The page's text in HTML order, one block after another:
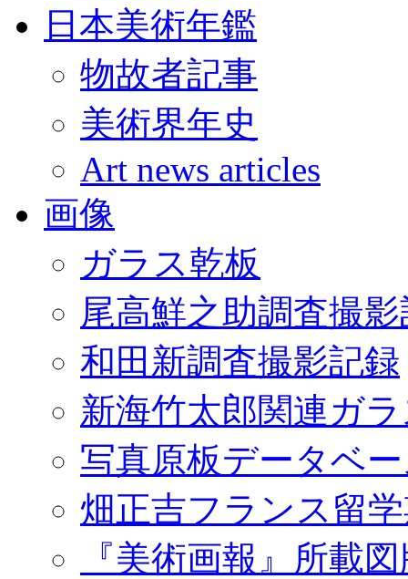
日本美術年鑑
物故者記事
美術界年史
Art news articles
画像
ガラス乾板
尾高鮮之助調査撮
和田新調査撮影記録
新海竹太郎関連ガ
写真原板データベ
畑正吉フランス留
『美術画報』所載